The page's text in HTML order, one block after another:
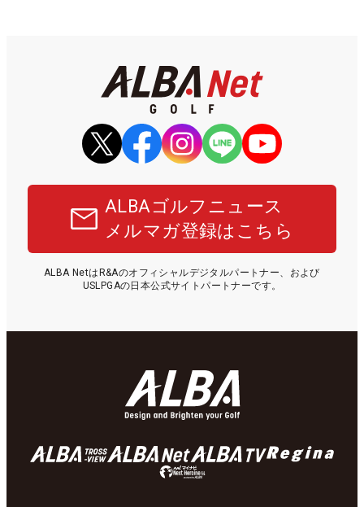
ALBAゴルフニュース
メルマガ登録はこちら
ALBA NetはR&Aのオフィシャルデジタルパートナー、および
USLPGAの日本公式サイトパートナーです。